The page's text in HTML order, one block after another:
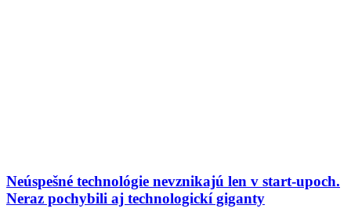
Neúspešné technológie nevznikajú len v start-upoch.
Neraz pochybili aj technologickí giganty